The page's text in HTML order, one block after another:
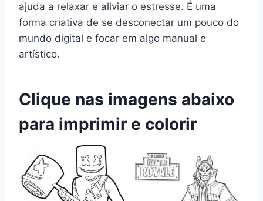
ajuda a relaxar e aliviar o estresse. É uma
forma criativa de se desconectar um pouco do
mundo digital e focar em algo manual e
artístico.
Clique nas imagens abaixo
para imprimir e colorir